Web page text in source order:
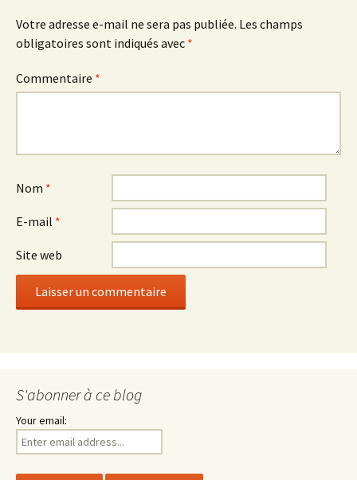
Votre adresse e-mail ne sera pas publiée. Les champs
obligatoires sont indiqués avec *
Commentaire *
Nom *
E-mail *
Site web
S'abonner à ce blog
Your email: